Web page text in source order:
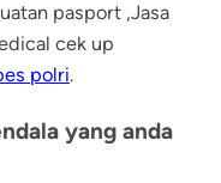
pasport ,Jasa
cek up
polri.
yang anda